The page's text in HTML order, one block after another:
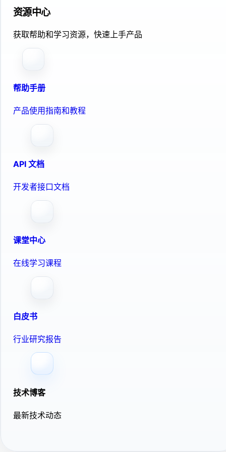
资源中心
获取帮助和学习资源，快速上手产品
帮助手册
产品使用指南和教程
API 文档
开发者接口文档
课堂中心
在线学习课程
白皮书
行业研究报告
技术博客
最新技术动态